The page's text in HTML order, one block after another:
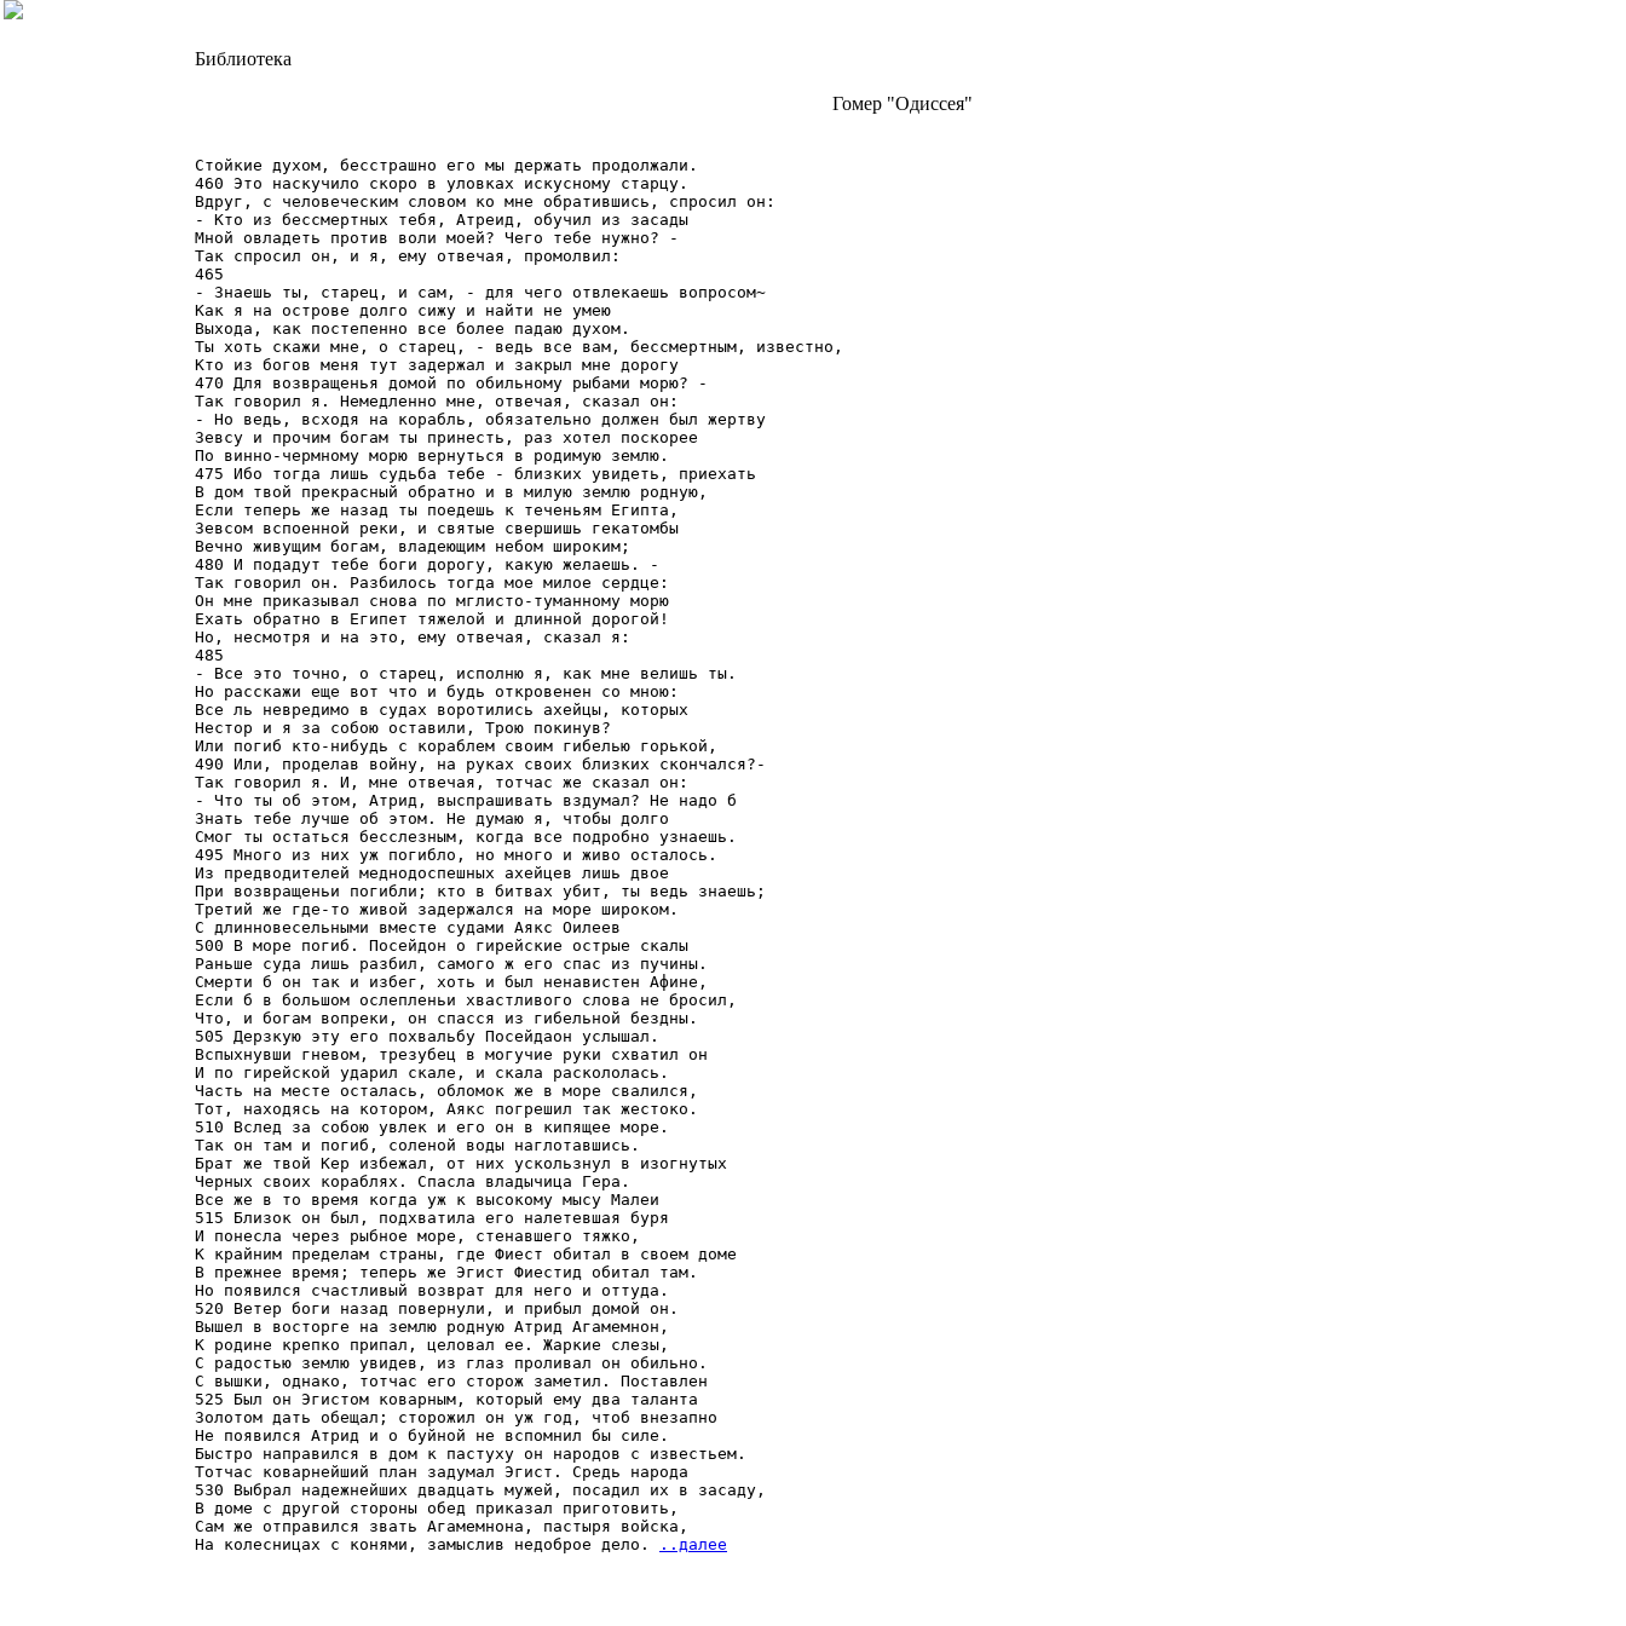
Библиотека
Гомер "Одиссея"
Стойкие духом, бесстрашно его мы держать продолжали.
460 Это наскучило скоро в уловках искусному старцу.
Вдруг, с человеческим словом ко мне обратившись, спросил он:
- Кто из бессмертных тебя, Атреид, обучил из засады
Мной овладеть против воли моей? Чего тебе нужно? -
Так спросил он, и я, ему отвечая, промолвил:
465
- Знаешь ты, старец, и сам, - для чего отвлекаешь вопросом~
Как я на острове долго сижу и найти не умею
Выхода, как постепенно все более падаю духом.
Ты хоть скажи мне, о старец, - ведь все вам, бессмертным, известно,
Кто из богов меня тут задержал и закрыл мне дорогу
470 Для возвращенья домой по обильному рыбами морю? -
Так говорил я. Немедленно мне, отвечая, сказал он:
- Но ведь, всходя на корабль, обязательно должен был жертву
Зевсу и прочим богам ты принесть, раз хотел поскорее
По винно-чермному морю вернуться в родимую землю.
475 Ибо тогда лишь судьба тебе - близких увидеть, приехать
В дом твой прекрасный обратно и в милую землю родную,
Если теперь же назад ты поедешь к теченьям Египта,
Зевсом вспоенной реки, и святые свершишь гекатомбы
Вечно живущим богам, владеющим небом широким;
480 И подадут тебе боги дорогу, какую желаешь. -
Так говорил он. Разбилось тогда мое милое сердце:
Он мне приказывал снова по мглисто-туманному морю
Ехать обратно в Египет тяжелой и длинной дорогой!
Но, несмотря и на это, ему отвечая, сказал я:
485
- Все это точно, о старец, исполню я, как мне велишь ты.
Но расскажи еще вот что и будь откровенен со мною:
Все ль невредимо в судах воротились ахейцы, которых
Нестор и я за собою оставили, Трою покинув?
Или погиб кто-нибудь с кораблем своим гибелью горькой,
490 Или, проделав войну, на руках своих близких скончался?-
Так говорил я. И, мне отвечая, тотчас же сказал он:
- Что ты об этом, Атрид, выспрашивать вздумал? Не надо б
Знать тебе лучше об этом. Не думаю я, чтобы долго
Смог ты остаться бесслезным, когда все подробно узнаешь.
495 Много из них уж погибло, но много и живо осталось.
Из предводителей меднодоспешных ахейцев лишь двое
При возвращеньи погибли; кто в битвах убит, ты ведь знаешь;
Третий же где-то живой задержался на море широком.
С длинновесельными вместе судами Аякс Оилеев
500 В море погиб. Посейдон о гирейские острые скалы
Раньше суда лишь разбил, самого ж его спас из пучины.
Смерти б он так и избег, хоть и был ненавистен Афине,
Если б в большом ослепленьи хвастливого слова не бросил,
Что, и богам вопреки, он спасся из гибельной бездны.
505 Дерзкую эту его похвальбу Посейдаон услышал.
Вспыхнувши гневом, трезубец в могучие руки схватил он
И по гирейской ударил скале, и скала раскололась.
Часть на месте осталась, обломок же в море свалился,
Тот, находясь на котором, Аякс погрешил так жестоко.
510 Вслед за собою увлек и его он в кипящее море.
Так он там и погиб, соленой воды наглотавшись.
Брат же твой Кер избежал, от них ускользнул в изогнутых
Черных своих кораблях. Спасла владычица Гера.
Все же в то время когда уж к высокому мысу Малеи
515 Близок он был, подхватила его налетевшая буря
И понесла через рыбное море, стенавшего тяжко,
К крайним пределам страны, где Фиест обитал в своем доме
В прежнее время; теперь же Эгист Фиестид обитал там.
Но появился счастливый возврат для него и оттуда.
520 Ветер боги назад повернули, и прибыл домой он.
Вышел в восторге на землю родную Атрид Агамемнон,
К родине крепко припал, целовал ее. Жаркие слезы,
С радостью землю увидев, из глаз проливал он обильно.
С вышки, однако, тотчас его сторож заметил. Поставлен
525 Был он Эгистом коварным, который ему два таланта
Золотом дать обещал; сторожил он уж год, чтоб внезапно
Не появился Атрид и о буйной не вспомнил бы силе.
Быстро направился в дом к пастуху он народов с известьем.
Тотчас коварнейший план задумал Эгист. Средь народа
530 Выбрал надежнейших двадцать мужей, посадил их в засаду,
В доме с другой стороны обед приказал приготовить,
Сам же отправился звать Агамемнона, пастыря войска,
На колесницах с конями, замыслив недоброе дело.
..далее